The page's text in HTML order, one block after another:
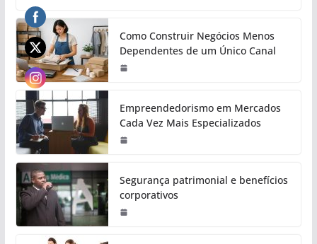
Como Construir Negócios Menos
Dependentes de um Único Canal
Empreendedorismo em Mercados
Cada Vez Mais Especializados
Segurança patrimonial e benefícios
corporativos